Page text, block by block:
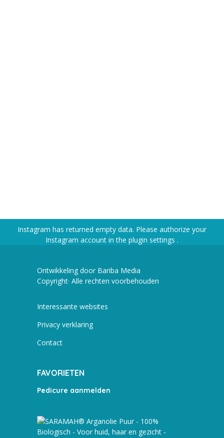
Instagram has returned empty data. Please authorize your
Instagram account in the plugin settings .
Ontwikkeling door Bariba Media
Copyright· Alle rechten voorbehouden
Interessante websites
Privacy verklaring
Contact
FAVORIETEN
Pedicure aanmelden